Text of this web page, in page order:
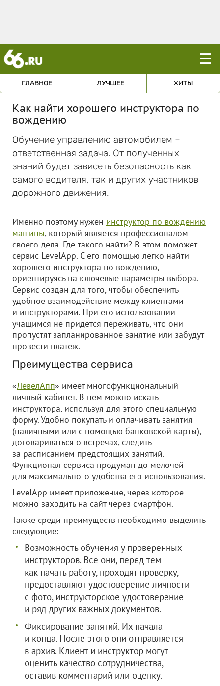
☰
ГЛАВНОЕ ЛУЧШЕЕ ХИТЫ
Как найти хорошего инструктора по
вождению
Обучение управлению автомобилем –
ответственная задача. От полученных
знаний будет зависеть безопасность как
самого водителя, так и других участников
дорожного движения.
Именно поэтому нужен инструктор по вождению
машины, который является профессионалом
своего дела. Где такого найти? В этом поможет
сервис LevelApp. С его помощью легко найти
хорошего инструктора по вождению,
ориентируясь на ключевые параметры выбора.
Сервис создан для того, чтобы обеспечить
удобное взаимодействие между клиентами
и инструкторами. При его использовании
учащимся не придется переживать, что они
пропустят запланированное занятие или забудут
провести платеж.
Преимущества сервиса
«ЛевелАпп» имеет многофункциональный
личный кабинет. В нем можно искать
инструктора, используя для этого специальную
форму. Удобно покупать и оплачивать занятия
(наличными или с помощью банковской карты),
договариваться о встречах, следить
за расписанием предстоящих занятий.
Функционал сервиса продуман до мелочей
для максимального удобства его использования.
LevelApp имеет приложение, через которое
можно заходить на сайт через смартфон.
Также среди преимуществ необходимо выделить
следующие:
Возможность обучения у проверенных
инструкторов. Все они, перед тем
как начать работу, проходят проверку,
предоставляют удостоверение личности
с фото, инструкторское удостоверение
и ряд других важных документов.
Фиксирование занятий. Их начала
и конца. После этого они отправляется
в архив. Клиент и инструктор могут
оценить качество сотрудничества,
оставив комментарий или оценку.